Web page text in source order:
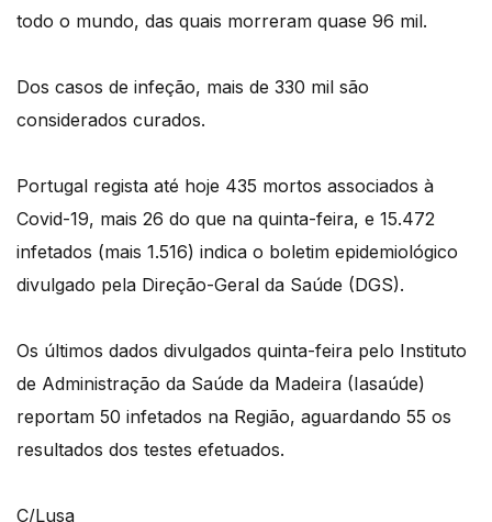
todo o mundo, das quais morreram quase 96 mil.
Dos casos de infeção, mais de 330 mil são
considerados curados.
Portugal regista até hoje 435 mortos associados à
Covid-19, mais 26 do que na quinta-feira, e 15.472
infetados (mais 1.516) indica o boletim epidemiológico
divulgado pela Direção-Geral da Saúde (DGS).
Os últimos dados divulgados quinta-feira pelo Instituto
de Administração da Saúde da Madeira (Iasaúde)
reportam 50 infetados na Região, aguardando 55 os
resultados dos testes efetuados.
C/Lusa